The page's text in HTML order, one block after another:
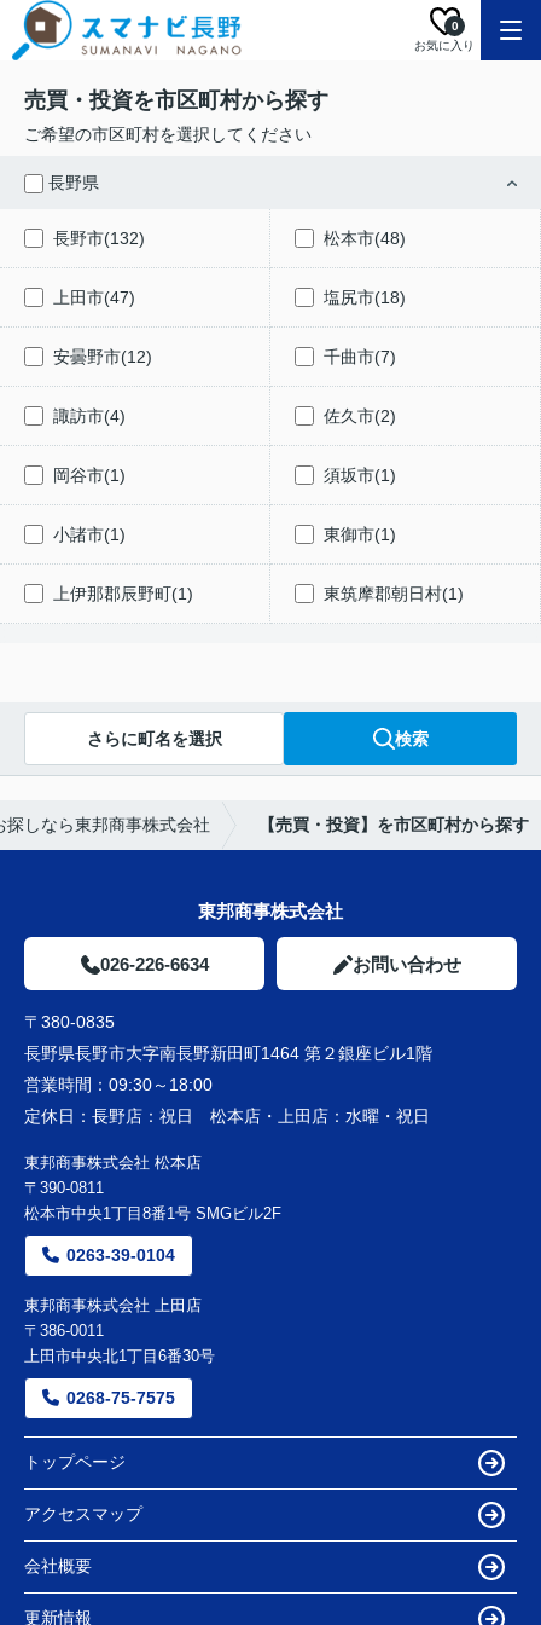
お気に入り
0
売買・投資を市区町村から探す
ご希望の市区町村を選択してください
長野県
長野市(132) 松本市(48)
上田市(47) 塩尻市(18)
安曇野市(12) 千曲市(7)
諏訪市(4) 佐久市(2)
岡谷市(1) 須坂市(1)
小諸市(1) 東御市(1)
上伊那郡辰野町(1) 東筑摩郡朝日村(1)
さらに町名を選択 検索
探しなら東邦商事株式会社 【売買・投資】を市区町村から探す
東邦商事株式会社
026-226-6634 お問い合わせ
〒380-0835
長野県長野市大字南長野新田町1464 第２銀座ビル1階
営業時間： 09:30～18:00
定休日： 長野店：祝日 松本店・上田店：水曜・祝日
東邦商事株式会社 松本店
〒390-0811
松本市中央1丁目8番1号 SMGビル2F
0263-39-0104
東邦商事株式会社 上田店
〒386-0011
上田市中央北1丁目6番30号
0268-75-7575
トップページ
アクセスマップ
会社概要
更新情報